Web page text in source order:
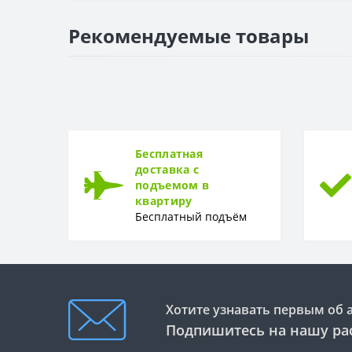
ФОРМА
Форма
Рекомендуемые товары
Бесплатная
доставка с
подъемом в
квартиру
Бесплатный подъём
Хотите узнавать первым об
Подпишитесь на нашу